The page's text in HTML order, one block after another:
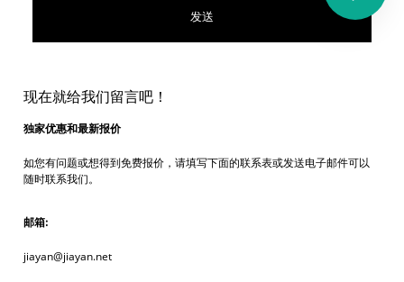
现在就给我们留言吧！
独家优惠和最新报价
如您有问题或想得到免费报价，请填写下面的联系表或发送电子邮件可以
随时联系我们。
邮箱:
jiayan@jiayan.net